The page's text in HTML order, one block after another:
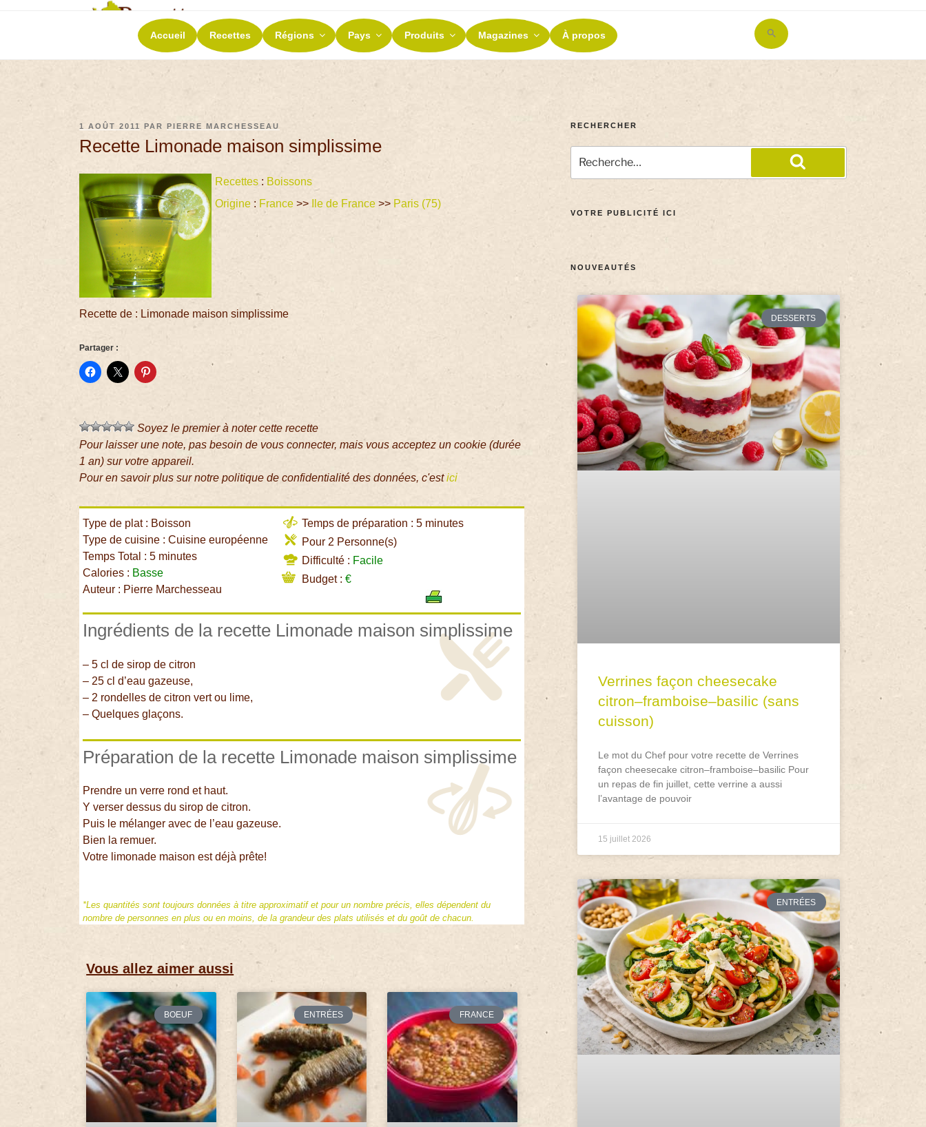
RECETTES ET TERROIRS
La richesse de nos terroirs
Accueil Recettes Régions Pays Produits Magazines À propos
Search
for:
1 AOÛT 2011 PARPIERRE MARCHESSEAU
Recette Limonade maison simplissime
Recettes : Boissons
Origine : France >> Ile de France >> Paris (75)
Recette de : Limonade maison simplissime
Partager :
Soyez le premier à noter cette recette
Pour laisser une note, pas besoin de vous connecter, mais vous acceptez un cookie (durée
1 an) sur votre appareil.
Pour en savoir plus sur notre politique de confidentialité des données, c'estici
Type de plat : Boisson
Type de cuisine : Cuisine européenne
Temps Total : 5 minutes
Calories : Basse
Auteur : Pierre Marchesseau
Temps de préparation : 5 minutes
Pour 2 Personne(s)
Difficulté : Facile
Budget :€
Ingrédients de la recette Limonade maison simplissime
– 5 cl de sirop de citron
– 25 cl d’eau gazeuse,
– 2 rondelles de citron vert ou lime,
– Quelques glaçons.
Préparation de la recette Limonade maison simplissime
Prendre un verre rond et haut.
Y verser dessus du sirop de citron.
Puis le mélanger avec de l’eau gazeuse.
Bien la remuer.
Votre limonade maison est déjà prête!
*Les quantités sont toujours données à titre approximatif et pour un nombre précis, elles dépendent du
nombre de personnes en plus ou en moins, de la grandeur des plats utilisés et du goût de chacun.
Vous allez aimer aussi
BOEUF ENTRÉES FRANCE
RECHERCHER
VOTRE PUBLICITÉ ICI
NOUVEAUTÉS
DESSERTS
Verrines façon cheesecake
citron–framboise–basilic (sans
cuisson)
Le mot du Chef pour votre recette de Verrines
façon cheesecake citron–framboise–basilic Pour
un repas de fin juillet, cette verrine a aussi
l’avantage de pouvoir
15 juillet 2026
ENTRÉES